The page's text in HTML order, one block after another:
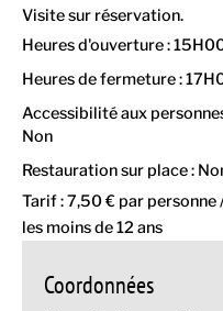
Visite sur réservation.
Heures d'ouverture :
Heures de fermeture :
Accessibilité aux
Non
Restauration sur place :
Tarif : 7,50 € par
les moins de 12 ans
Coordonnées